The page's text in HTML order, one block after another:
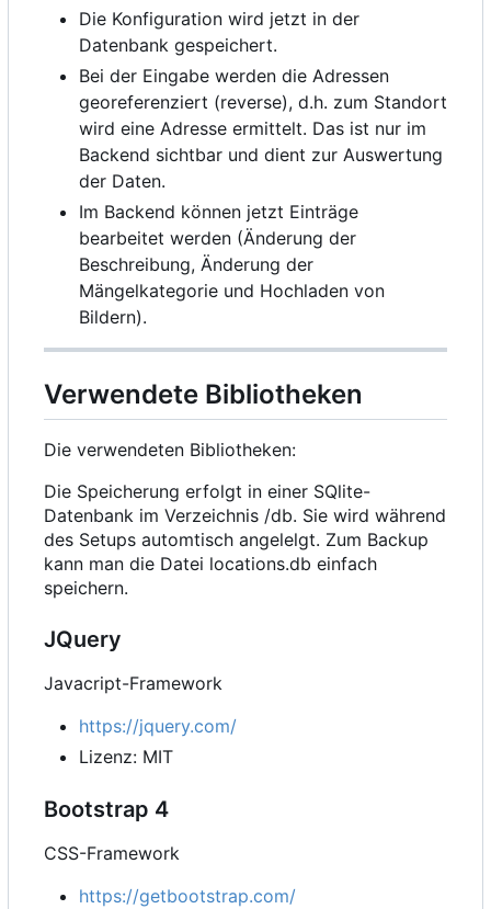
Die Konfiguration wird jetzt in der
Datenbank gespeichert.
Bei der Eingabe werden die Adressen
georeferenziert (reverse), d.h. zum Standort
wird eine Adresse ermittelt. Das ist nur im
Backend sichtbar und dient zur Auswertung
der Daten.
Im Backend können jetzt Einträge
bearbeitet werden (Änderung der
Beschreibung, Änderung der
Mängelkategorie und Hochladen von
Bildern).
Verwendete Bibliotheken
Die verwendeten Bibliotheken:
Die Speicherung erfolgt in einer SQlite-
Datenbank im Verzeichnis /db. Sie wird während
des Setups automtisch angelelgt. Zum Backup
kann man die Datei locations.db einfach
speichern.
JQuery
Javacript-Framework
https://jquery.com/
Lizenz: MIT
Bootstrap 4
CSS-Framework
https://getbootstrap.com/